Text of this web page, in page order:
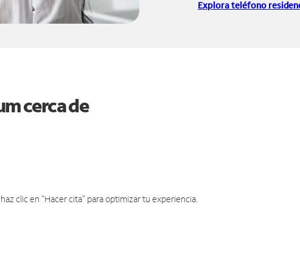
Explora teléfono
cerca de
clic en "Hacer cita" para optimizar tu experiencia.